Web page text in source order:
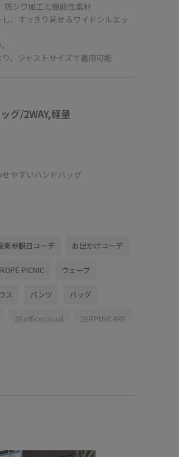
防シワ加工と機能性素材
、すっきり見せるワイドシルエッ
、ジャストサイズで着用可能
グ/2WAY,軽量
やすいハンドバッグ
業参観日コーデ お出かけコーデ
ROPÉ PICNIC ウェーブ
ス パンツ バッグ
26officecasual 26RPUVCARE
お仕事ブラウス